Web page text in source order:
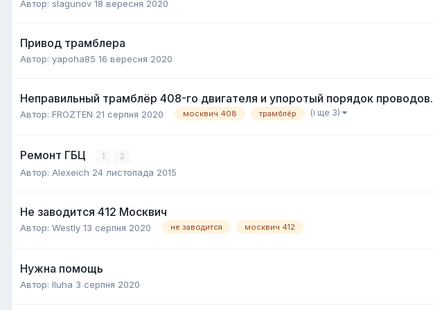
Автор: slagunov 18 вересня 2020
Привод трамблера
Автор: yapoha85 16 вересня 2020
Неправильный трамблёр 408-го двигателя и упоротый порядок проводов.
Автор: FROZTEN 21 серпня 2020 москвич 408 трамблёр (і ще 3)
Ремонт ГБЦ 1 2
Автор: Alexeich 24 листопада 2015
Не заводится 412 Москвич
Автор: Westly 13 серпня 2020 не заводится москвич 412
Нужна помощь
Автор: Iluha 3 серпня 2020